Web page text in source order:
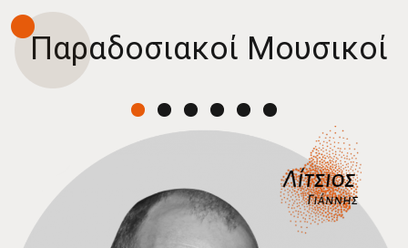
Παραδοσιακοί Μουσικοί